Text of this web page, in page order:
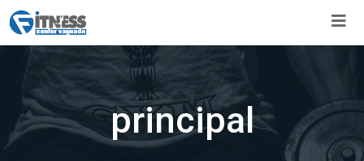
Skip
to
content
principal